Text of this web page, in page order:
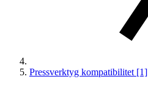
Pressverktyg kompatibilitet [1]